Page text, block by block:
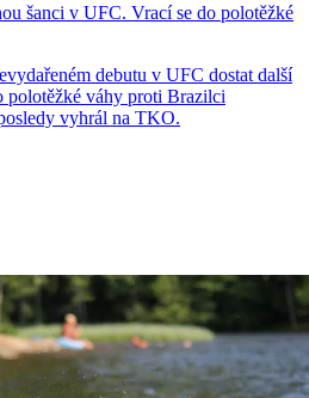
šanci v UFC. Vrací se do polotěžké
debutu v UFC dostat další
polotěžké váhy proti Brazilci
vyhrál na TKO.